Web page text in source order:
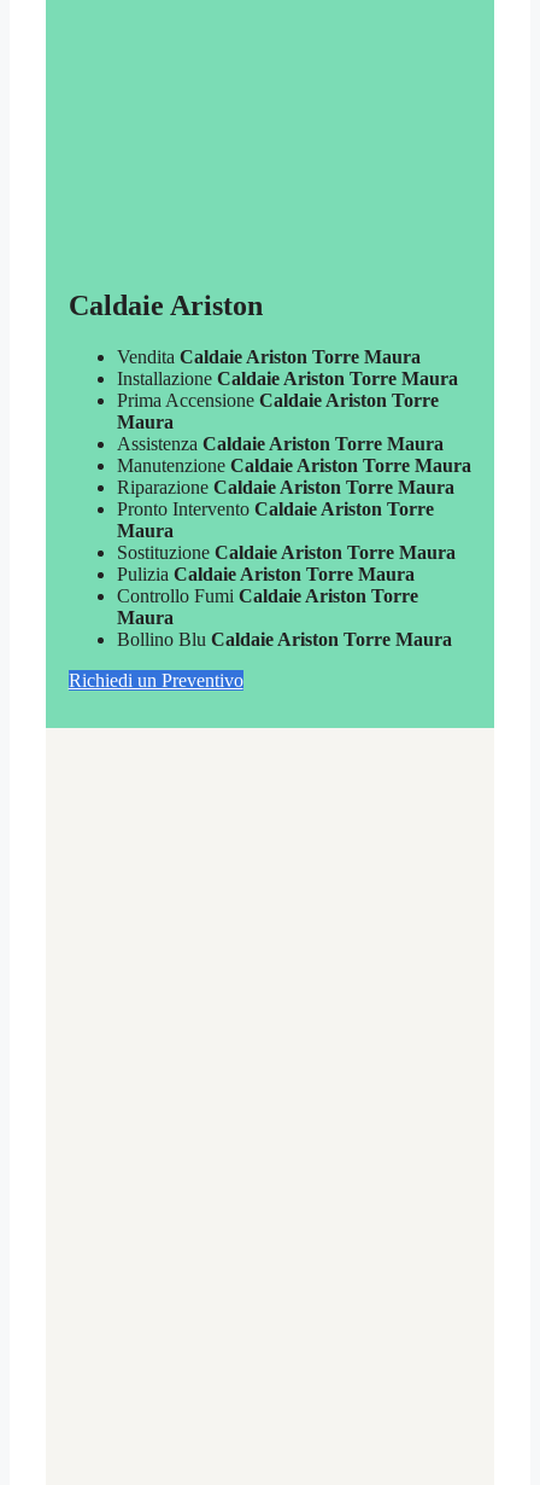
Caldaie Ariston
Vendita Caldaie Ariston Torre Maura
Installazione Caldaie Ariston Torre Maura
Prima Accensione Caldaie Ariston Torre
Maura
Assistenza Caldaie Ariston Torre Maura
Manutenzione Caldaie Ariston Torre Maura
Riparazione Caldaie Ariston Torre Maura
Pronto Intervento Caldaie Ariston Torre
Maura
Sostituzione Caldaie Ariston Torre Maura
Pulizia Caldaie Ariston Torre Maura
Controllo Fumi Caldaie Ariston Torre
Maura
Bollino Blu Caldaie Ariston Torre Maura
Richiedi un Preventivo